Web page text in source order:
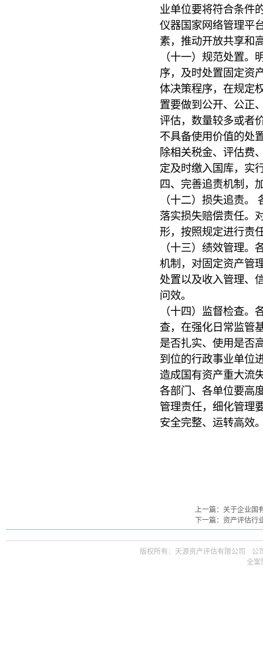
业单位要将符合条件
仪器国家网络管理平
素，推动开放共享和
（十一）规范处置
序，及时处置固定资
体决策程序，在规定
置要做到公开、公正
评估，数量较多或者
不具备使用价值的处
除相关税金、评估费
定及时缴入国库，实
四、完善追责机制，
（十二）损失追责
落实损失赔偿责任。
形，按照规定进行责
（十三）绩效管理
机制，对固定资产管
处置以及收入管理、
问效。
（十四）监督检查
查，在强化日常监管
是否扎实、使用是否
到位的行政事业单位
造成国有资产重大流
各部门、各单位要高
管理责任，细化管理
安全完整、运转高效
上一篇：关于企业国
下一篇：资产评估
版权所有：天源资产评估有限公司ㅤ公
全案